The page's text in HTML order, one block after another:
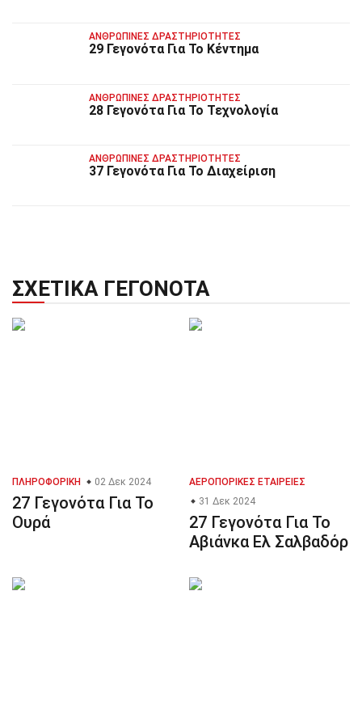
ΑΝΘΡΏΠΙΝΕΣ ΔΡΑΣΤΗΡΙΌΤΗΤΕΣ
29 Γεγονότα Για Το Κέντημα
ΑΝΘΡΏΠΙΝΕΣ ΔΡΑΣΤΗΡΙΌΤΗΤΕΣ
28 Γεγονότα Για Το Τεχνολογία
ΑΝΘΡΏΠΙΝΕΣ ΔΡΑΣΤΗΡΙΌΤΗΤΕΣ
37 Γεγονότα Για Το Διαχείριση
ΣΧΕΤΙΚΆ ΓΕΓΟΝΌΤΑ
ΠΛΗΡΟΦΟΡΙΚΉ 02 Δεκ 2024
27 Γεγονότα Για Το
Ουρά
ΑΕΡΟΠΟΡΙΚΈΣ ΕΤΑΙΡΕΊΕΣ
31 Δεκ 2024
27 Γεγονότα Για Το
Αβιάνκα Ελ Σαλβαδόρ